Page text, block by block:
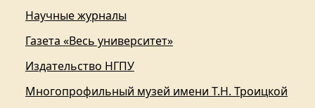
Научные журналы
Газета «Весь университет»
Издательство НГПУ
Многопрофильный музей имени Т.Н. Троицкой